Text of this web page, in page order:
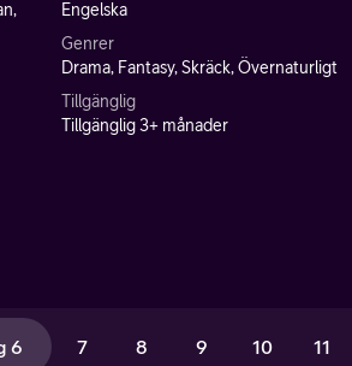
Engelska
Genrer
Drama, Fantasy, Skräck, Övernaturligt
Tillgänglig
Tillgänglig 3+ månader
6 7 8 9 10 11